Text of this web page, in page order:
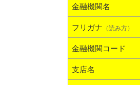
金融機関名
フリガナ （読み方）
金融機関コード
支店名